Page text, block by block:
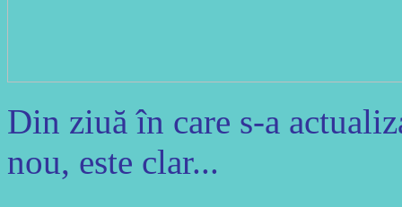
Din ziuă în care s-a
nou, este clar...